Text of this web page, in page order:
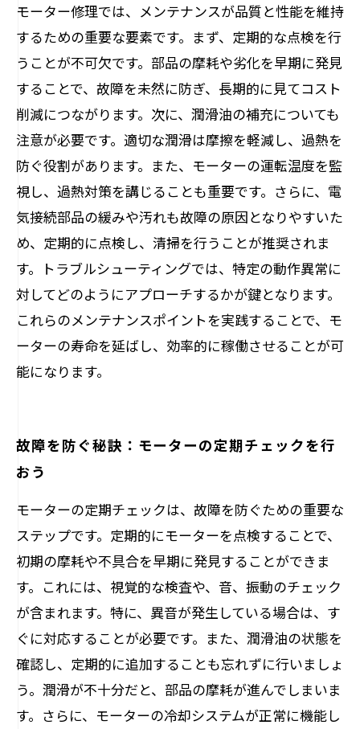
まとめ
安全で効率的なモーター運用の未来を考える
モーター修理では、メンテナンスが品質と性能を維持
するための重要な要素です。まず、定期的な点検を行
うことが不可欠です。部品の摩耗や劣化を早期に発見
することで、故障を未然に防ぎ、長期的に見てコスト
削減につながります。次に、潤滑油の補充についても
注意が必要です。適切な潤滑は摩擦を軽減し、過熱を
防ぐ役割があります。また、モーターの運転温度を監
視し、過熱対策を講じることも重要です。さらに、電
気接続部品の緩みや汚れも故障の原因となりやすいた
め、定期的に点検し、清掃を行うことが推奨されま
す。トラブルシューティングでは、特定の動作異常に
対してどのようにアプローチするかが鍵となります。
これらのメンテナンスポイントを実践することで、モ
ーターの寿命を延ばし、効率的に稼働させることが可
能になります。
故障を防ぐ秘訣：モーターの定期チェックを行
おう
モーターの定期チェックは、故障を防ぐための重要な
ステップです。定期的にモーターを点検することで、
初期の摩耗や不具合を早期に発見することができま
す。これには、視覚的な検査や、音、振動のチェック
が含まれます。特に、異音が発生している場合は、す
ぐに対応することが必要です。また、潤滑油の状態を
確認し、定期的に追加することも忘れずに行いましょ
う。潤滑が不十分だと、部品の摩耗が進んでしまいま
す。さらに、モーターの冷却システムが正常に機能し